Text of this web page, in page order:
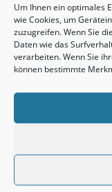
Um Ihnen ein optimales
wie Cookies, um
zuzugreifen. Wenn Sie
Daten wie das
verarbeiten. Wenn Sie
können bestimmte
Grundstücke sind